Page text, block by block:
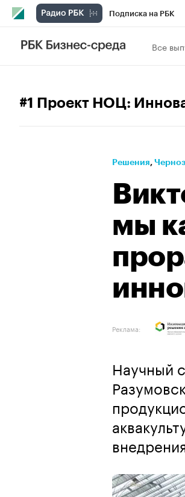
Подписка на РБК
РБК Вино Все
#1 Проект НОЦ:
Решения⁠,
мы
Реклама:
Научный